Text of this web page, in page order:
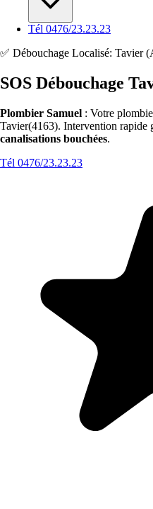
Tél 0476/23.23.23
✅ Débouchage Localisé: Tavier
SOS Débouchage
Plombier Samuel : Votre
Tavier(4163). Intervention rapide
canalisations bouchées.
Tél 0476/23.23.23